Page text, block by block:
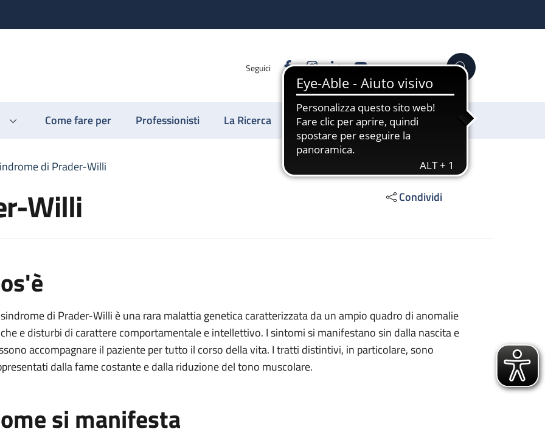
Seguici FacebookInstagram
LinkedinYouTube Cerca
Come fare per Professionisti La Ricerca Sostienici
di Prader-Willi
Willi Condividi
di Prader-Willi è una rara malattia genetica caratterizzata da un ampio quadro di anomalie
e disturbi di carattere comportamentale e intellettivo. I sintomi si manifestano sin dalla nascita e
accompagnare il paziente per tutto il corso della vita. I tratti distintivi, in particolare, sono
dalla fame costante e dalla riduzione del tono muscolare.
si manifesta